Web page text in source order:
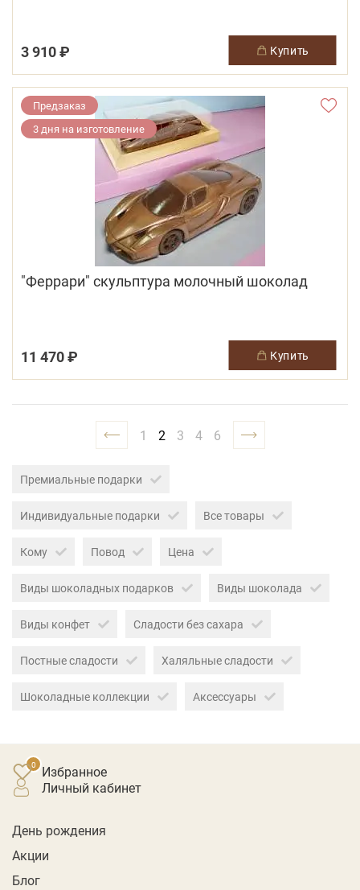
3 910 ₽ купить
Предзаказ
3 дня на изготовление
"Феррари" скульптура молочный шоколад
11 470 ₽ купить
1 2 3 4 6
Премиальные подарки
Индивидуальные подарки Все товары
Кому Повод Цена
Виды шоколадных подарков Виды шоколада
Виды конфет Сладости без сахара
Постные сладости Халяльные сладости
Шоколадные коллекции Аксессуары
Избранное
личный кабинет
День рождения
Акции
Блог